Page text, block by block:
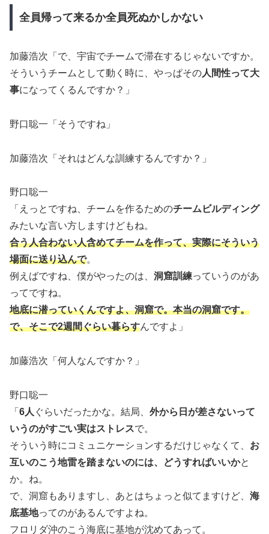
全員帰って来るか全員死ぬかしかない
加藤浩次「で、宇宙でチームで滞在するじゃないですか。
そういうチームとして動く時に、やっぱその人間性って大
事になってくるんですか？」
野口聡一「そうですね」
加藤浩次「それはどんな訓練するんですか？」
野口聡一
「えっとですね、チームを作るためのチームビルディング
みたいな言い方しますけどもね。
合う人合わない人含めてチームを作って、実際にそういう
場面に送り込んで。
例えばですね、僕がやったのは、 洞窟訓練っていうのがあ
ってですね。
地底に潜っていくんですよ、洞窟で。本当の洞窟です。
で、そこで2週間ぐらい暮らすんですよ」
加藤浩次「何人なんですか？」
野口聡一
「 6人 ぐらいだったかな。結局、 外から日が差さないって
いうのがすごい実はストレスで。
そういう時にコミュニケーションするだけじゃなくて、 お
互いのこう地雷を踏まないのには、どうすればいいかと
か。ね。
で、洞窟もありますし、あとはちょっと似てますけど、 海
底基地ってのがあるんですよね。
フロリダ沖のこう海底に基地が沈めてあって。